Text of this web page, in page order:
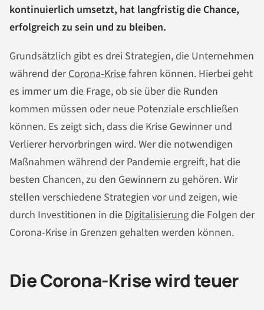
kontinuierlich umsetzt, hat langfristig die Chance,
erfolgreich zu sein und zu bleiben.
Grundsätzlich gibt es drei Strategien, die Unternehmen
während derCorona-Krisefahren können. Hierbei geht
es immer um die Frage, ob sie über die Runden
kommen müssen oder neue Potenziale erschließen
können. Es zeigt sich, dass die Krise Gewinner und
Verlierer hervorbringen wird. Wer die notwendigen
Maßnahmen während der Pandemie ergreift, hat die
besten Chancen, zu den Gewinnern zu gehören. Wir
stellen verschiedene Strategien vor und zeigen, wie
durch Investitionen in dieDigitalisierung die Folgen der
Corona-Krise in Grenzen gehalten werden können.
Die Corona-Krise wird teuer